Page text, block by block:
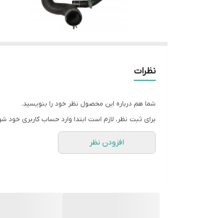
نظرات
شما هم درباره این محصول نظر خود را بنویسید.
برای ثبت نظر، لازم است ابتدا وارد حساب کاربری خود
افزودن نظر